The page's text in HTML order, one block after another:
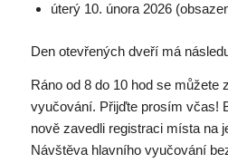
úterý 10. února 2026
Den otevřených dveří má
Ráno od 8 do 10 hod se můžete
vyučování. Přijďte prosím včas!
nově zavedli registraci místa na
Návštěva hlavního vyučování